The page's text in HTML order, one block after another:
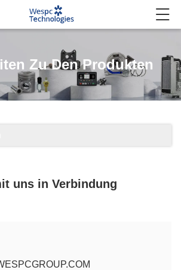
Zu Den Produkten
uns in Verbindung